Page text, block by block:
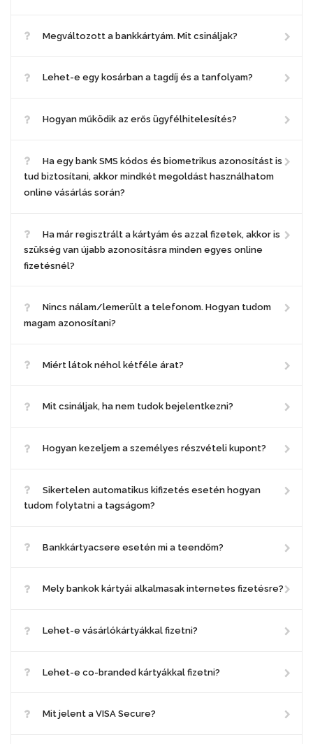
Megváltozott a bankkártyám. Mit csináljak?
Lehet-e egy kosárban a tagdíj és a tanfolyam?
Hogyan működik az erős ügyfélhitelesítés?
Ha egy bank SMS kódos és biometrikus azonosítást is
tud biztosítani, akkor mindkét megoldást használhatom
online vásárlás során?
Ha már regisztrált a kártyám és azzal fizetek, akkor is
szükség van újabb azonosításra minden egyes online
fizetésnél?
Nincs nálam/lemerült a telefonom. Hogyan tudom
magam azonosítani?
Miért látok néhol kétféle árat?
Mit csináljak, ha nem tudok bejelentkezni?
Hogyan kezeljem a személyes részvételi kupont?
Sikertelen automatikus kifizetés esetén hogyan
tudom folytatni a tagságom?
Bankkártyacsere esetén mi a teendőm?
Mely bankok kártyái alkalmasak internetes fizetésre?
Lehet-e vásárlókártyákkal fizetni?
Lehet-e co-branded kártyákkal fizetni?
Mit jelent a VISA Secure?